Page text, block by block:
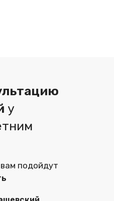
у
подойдут